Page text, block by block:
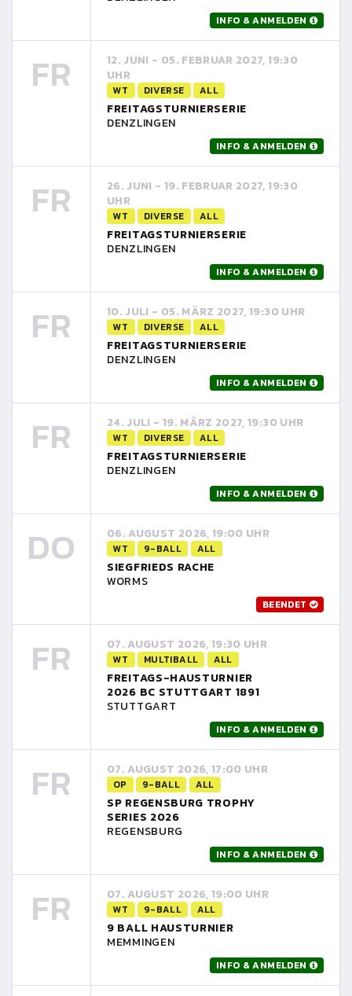
INFO & ANMELDEN
FR
12. JUNI - 05. FEBRUAR 2027, 19:30
UHR
WT DIVERSE ALL
FREITAGSTURNIERSERIE
DENZLINGEN
INFO & ANMELDEN
FR
26. JUNI - 19. FEBRUAR 2027, 19:30
UHR
WT DIVERSE ALL
FREITAGSTURNIERSERIE
DENZLINGEN
INFO & ANMELDEN
FR 10. JULI - 05. MÄRZ 2027, 19:30 UHR
WT DIVERSE ALL
FREITAGSTURNIERSERIE
DENZLINGEN
INFO & ANMELDEN
FR 24. JULI - 19. MÄRZ 2027, 19:30 UHR
WT DIVERSE ALL
FREITAGSTURNIERSERIE
DENZLINGEN
INFO & ANMELDEN
DO 06. AUGUST 2026, 19:00 UHR
WT 9-BALL ALL
SIEGFRIEDS RACHE
WORMS
BEENDET
FR 07. AUGUST 2026, 19:30 UHR
WT MULTIBALL ALL
FREITAGS-HAUSTURNIER
2026 BC STUTTGART 1891
STUTTGART
INFO & ANMELDEN
FR 07. AUGUST 2026, 17:00 UHR
OP 9-BALL ALL
SP REGENSBURG TROPHY
SERIES 2026
REGENSBURG
INFO & ANMELDEN
FR 07. AUGUST 2026, 19:00 UHR
WT 9-BALL ALL
9 BALL HAUSTURNIER
MEMMINGEN
INFO & ANMELDEN